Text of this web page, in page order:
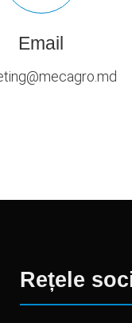
Email
Rețele